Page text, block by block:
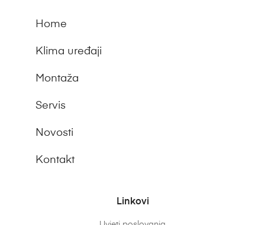
Home
Klima uređaji
Montaža
Servis
Novosti
Kontakt
Linkovi